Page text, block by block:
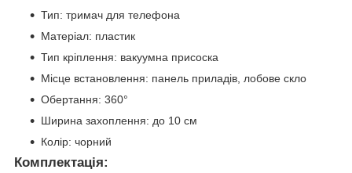
Тип: тримач для телефона
Матеріал: пластик
Тип кріплення: вакуумна присоска
Місце встановлення: панель приладів, лобове скло
Обертання: 360°
Ширина захоплення: до 10 см
Колір: чорний
Комплектація: